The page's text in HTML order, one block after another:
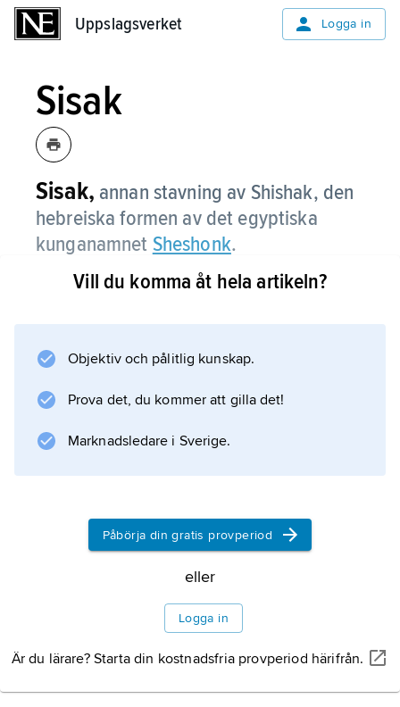
Uppslagsverket Logga in
Sisak
Sisak, annan stavning av Shishak, den
hebreiska formen av det egyptiska
kunganamnet Sheshonk.
Information om artikeln
Vill du komma åt hela artikeln?
Objektiv och pålitlig kunskap.
Prova det, du kommer att gilla det!
Marknadsledare i Sverige.
Påbörja din gratis provperiod
eller
Logga in
Är du lärare? Starta din kostnadsfria provperiod härifrån.